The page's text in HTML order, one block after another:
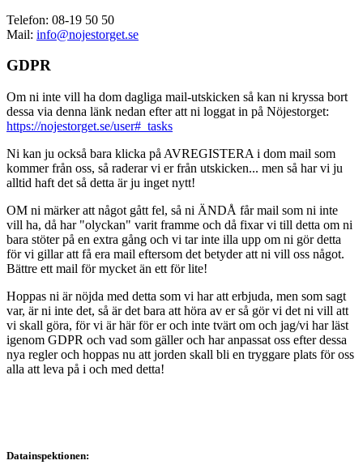
Telefon: 08-19 50 50
Mail: info@nojestorget.se
GDPR
Om ni inte vill ha dom dagliga mail-utskicken så kan ni kryssa bort
dessa via denna länk nedan efter att ni loggat in på Nöjestorget:
https://nojestorget.se/user#_tasks
Ni kan ju också bara klicka på AVREGISTERA i dom mail som
kommer från oss, så raderar vi er från utskicken... men så har vi ju
alltid haft det så detta är ju inget nytt!
OM ni märker att något gått fel, så ni ÄNDÅ får mail som ni inte
vill ha, då har "olyckan" varit framme och då fixar vi till detta om ni
bara stöter på en extra gång och vi tar inte illa upp om ni gör detta
för vi gillar att få era mail eftersom det betyder att ni vill oss något.
Bättre ett mail för mycket än ett för lite!
Hoppas ni är nöjda med detta som vi har att erbjuda, men som sagt
var, är ni inte det, så är det bara att höra av er så gör vi det ni vill att
vi skall göra, för vi är här för er och inte tvärt om och jag/vi har läst
igenom GDPR och vad som gäller och har anpassat oss efter dessa
nya regler och hoppas nu att jorden skall bli en tryggare plats för oss
alla att leva på i och med detta!
Datainspektionen: